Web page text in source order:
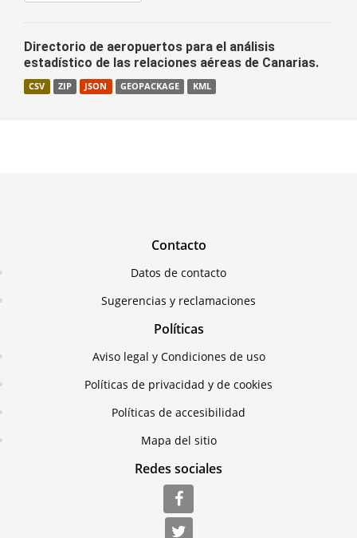
Directorio de aeropuertos para el análisis
estadístico de las relaciones aéreas de Canarias.
CSV ZIP JSON GEOPACKAGE KML
Contacto
Datos de contacto
Sugerencias y reclamaciones
Políticas
Aviso legal y Condiciones de uso
Políticas de privacidad y de cookies
Políticas de accesibilidad
Mapa del sitio
Redes sociales